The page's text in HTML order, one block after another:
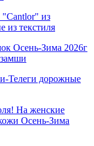
из
из текстиля
Осень-Зима 2026г
Телеги дорожные
На женские
Осень-Зима